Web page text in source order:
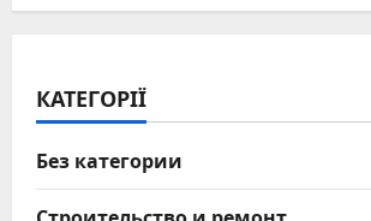
КАТЕГОРІЇ
Без категории